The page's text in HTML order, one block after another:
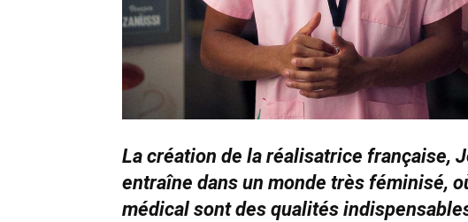
La création de la réalisatrice française,
entraîne dans un monde très féminisé,
médical sont des qualités